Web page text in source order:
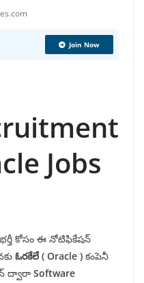
Join Now
Jobs
కోసం ఈ నోటిఫికేషన్
ఓరకేలే ( Oracle ) కంపెనీ
ద్వారా Software